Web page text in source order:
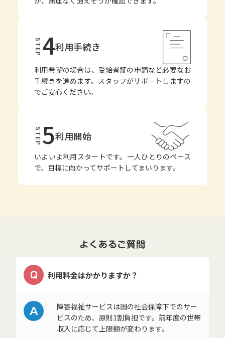
STEP4利用手続き
利用希望の場合は、受給者証の申請など必要なお
手続きを進めます。スタッフがサポートしますの
でご安心ください。
STEP5利用開始
いよいよ利用スタートです。一人ひとりのペース
で、目標に向かってサポートしてまいります。
よくあるご質問
Q
利用料金はかかりますか？
A
障害福祉サービスは国の社会保障下でのサー
ビスのため、原則1割負担です。前年度の世帯
収入に応じて上限額が変わります。